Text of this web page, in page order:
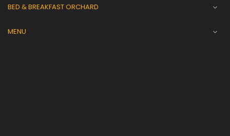
BED & BREAKFAST ORCHARD 
MENU 